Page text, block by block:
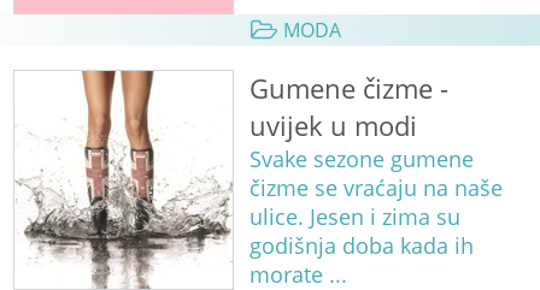
MODA
Gumene čizme -
uvijek u modi
Svake sezone gumene
čizme se vraćaju na naše
ulice. Jesen i zima su
godišnja doba kada ih
morate ...